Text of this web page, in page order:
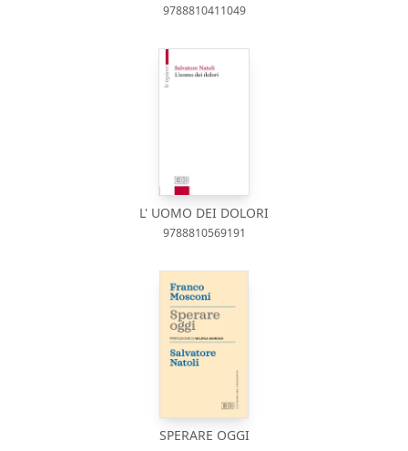
9788810411049
L' UOMO DEI DOLORI
9788810569191
SPERARE OGGI